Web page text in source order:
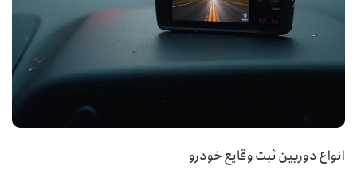
انواع دوربین ثبت وقایع خودرو